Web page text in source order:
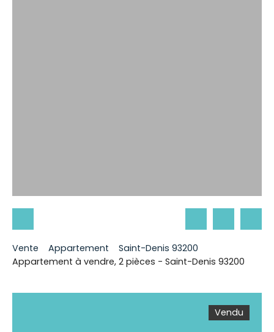
Vente Appartement
Saint-Denis 93200
Appartement à vendre, 2 pièces - Saint-Denis 93200
Vendu